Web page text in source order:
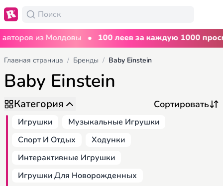
из Молдовы • 100 леев за каждую 1000
Главная страница / Бренды / Baby Einstein
Baby Einstein
Категория
Игрушки
Музыкальные Игрушки
Спорт И Отдых
Ходунки
Интерактивные Игрушки
Игрушки Для Новорожденных